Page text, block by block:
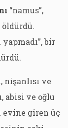
“namus”,
öldürdü.
bir
nişanlısı ve
abisi ve oğlu
evine giren üç